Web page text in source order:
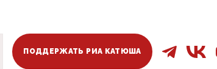
ПОДДЕРЖАТЬ РИА КАТЮША